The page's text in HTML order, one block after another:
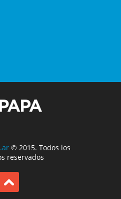
© 2015. Todos los
reservados